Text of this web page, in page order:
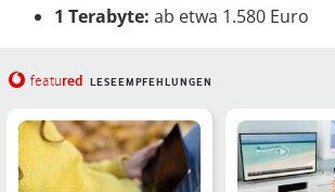
1 Terabyte: ab etwa 1.580 Euro
featured LESEEMPFEHLUNGEN